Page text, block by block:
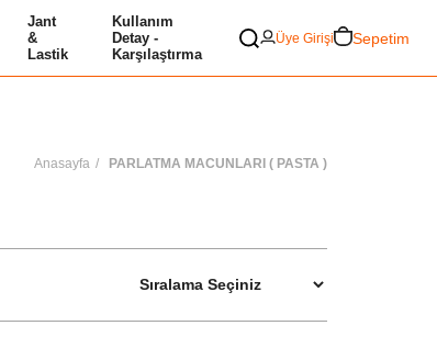
Jant
&
Lastik
Kullanım
Detay -
Karşılaştırma
Üye Girişi Sepetim
Anasayfa PARLATMA MACUNLARI ( PASTA )